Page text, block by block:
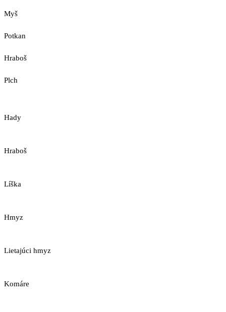
Myš
Potkan
Hraboš
Plch
Hady
Hraboš
Líška
Hmyz
Lietajúci hmyz
Komáre